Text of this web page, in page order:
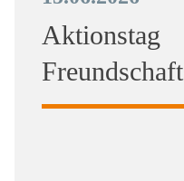
Aktionstag